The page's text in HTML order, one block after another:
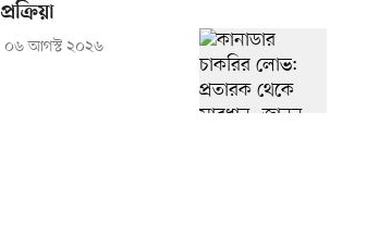
প্রক্রিয়া
০৬ আগস্ট ২০২৬